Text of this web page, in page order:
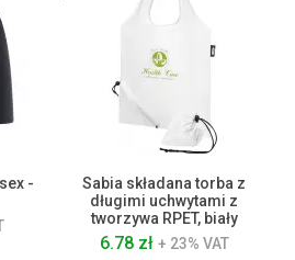
-
Sabia składana torba z
długimi uchwytami z
tworzywa RPET, biały
6.78 zł + 23% VAT